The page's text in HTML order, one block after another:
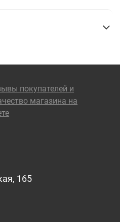
165